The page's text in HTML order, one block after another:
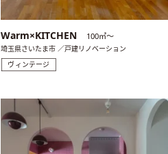
Warm×KITCHEN 100㎡〜
埼玉県さいたま市 ／戸建リノベーション
ヴィンテージ